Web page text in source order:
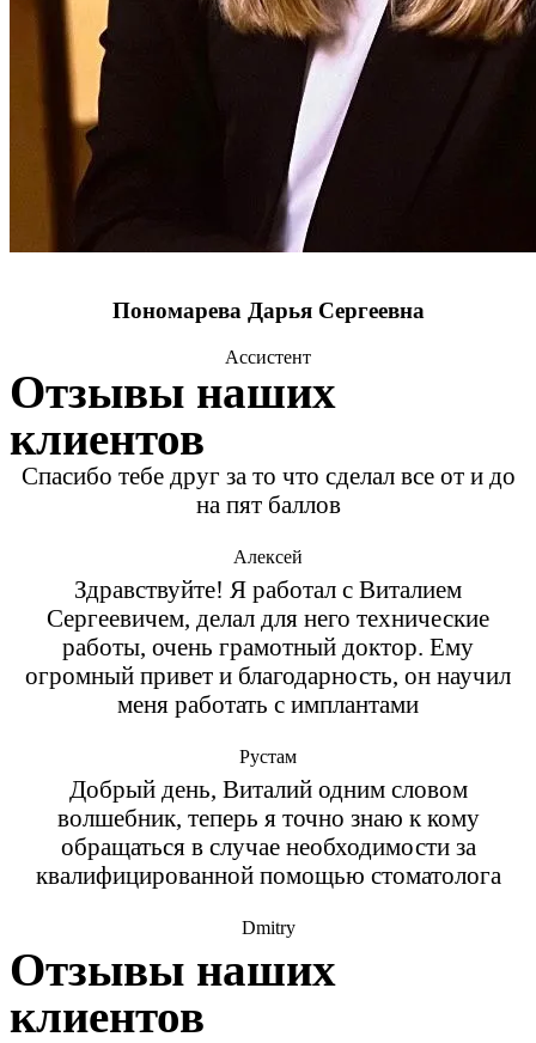
Пономарева Дарья Сергеевна
Ассистент
Отзывы наших
клиентов
Спасибо тебе друг за то что сделал все от и до
на пят баллов
Алексей
Здравствуйте! Я работал с Виталием
Сергеевичем, делал для него технические
работы, очень грамотный доктор. Ему
огромный привет и благодарность, он научил
меня работать с имплантами
Рустам
Добрый день, Виталий одним словом
волшебник, теперь я точно знаю к кому
обращаться в случае необходимости за
квалифицированной помощью стоматолога
Dmitry
Отзывы наших
клиентов